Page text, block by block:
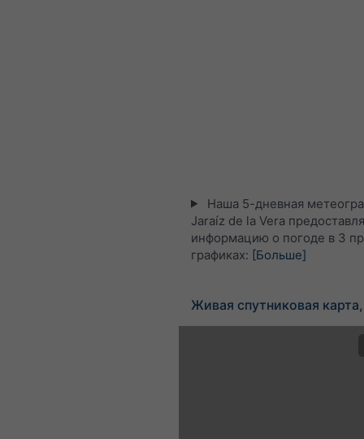
Наша 5-дневная
Jaraíz de la Vera
информацию о погоде в 3
графиках: [Больше]
Живая спутниковая